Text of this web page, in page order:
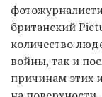
британский
количество
войны, так и
причинам этих